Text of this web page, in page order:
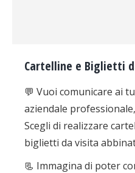
Cartelline e Biglietti
💬 Vuoi comunicare ai
aziendale
Scegli di realizzare
biglietti da visita
📃 Immagina di poter